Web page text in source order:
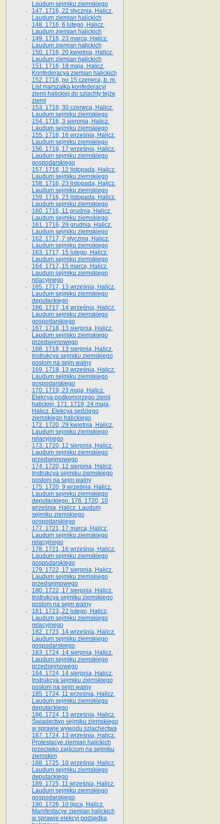
Laudum sejmiku ziemskiego
147. 1716, 22 stycznia, Halicz.
Laudum ziemian halickich
148. 1716, 6 lutego, Halicz.
Laudum ziemian halickich
149. 1716, 23 marca, Halicz.
Laudum ziemian halickich
150. 1716, 20 kwietnia, Halicz.
Laudum ziemian halickich
151. 1716, 18 maja, Halicz.
Konfederacya ziemian halickich
152. 1716, po 15 czerwca, b. m.
List marszałka konfederacyi
ziemi halickiej do szlachty tejże
ziemi
153. 1716, 30 czerwca, Halicz.
Laudum sejmiku ziemskiego
154. 1716, 3 sierpnia, Halicz.
Laudum sejmiku ziemskiego
155. 1716, 16 września, Halicz.
Laudum sejmiku ziemskiego
156. 1716, 17 września, Halicz.
Laudum sejmiku ziemskiego
gospodarskiego
157. 1716, 12 listopada, Halicz.
Laudum sejmiku ziemskiego
158. 1716, 23 listopada, Halicz.
Laudum sejmiku ziemskiego
159. 1716, 23 listopada, Halicz.
Laudum sejmiku ziemskiego
160. 1716, 11 grudnia, Halicz.
Laudum sejmiku ziemskiego
161. 1716, 29 grudnia, Halicz.
Laudum sejmiku ziemskiego
162. 1717, 7 stycznia, Halicz.
Laudum sejmiku ziemskiego
163. 1717, 15 lutego, Halicz.
Laudum sejmiku ziemskiego
164. 1717, 15 marca, Halicz.
Laudum sejmiku ziemskiego
relacyjnego
165. 1717, 13 września, Halicz.
Laudum sejmiku ziemskiego
deputackiego
166. 1717, 14 września, Halicz.
Laudum sejmiku ziemskiego
gospodarskiego
167. 1718, 13 sierpnia, Halicz.
Laudum sejmiku ziemskiego
przedsejmowego
168. 1718, 13 sierpnia, Halicz.
Instrukcya sejmiku ziemskiego
posłom na sejm walny
169. 1718, 13 września, Halicz.
Laudum sejmiku ziemskiego
gospodarskiego
170. 1719, 23 maja, Halicz.
Elekcya podkomorzego ziemi
halickiej. 171. 1719, 24 maja,
Halicz. Elekcya sędziego
ziemskiego halickiego
172. 1720, 29 kwietnia, Halicz.
Laudum sejmiku ziemskiego
relacyjnego
173. 1720, 12 sierpnia, Halicz.
Laudum sejmiku ziemskiego
przedsejmowego
174. 1720, 12 sierpnia, Halicz.
Instrukcya sejmiku ziemskiego
posłom na sejm walny
175. 1720, 9 września, Halicz.
Laudum sejmiku ziemskiego
deputackiego. 176. 1720, 10
września, Halicz. Laudum
sejmiku ziemskiego
gospodarskiego
177. 1721, 17 marca, Halicz.
Laudum sejmiku ziemskiego
relacyjnego
178. 1721, 16 września, Halicz.
Laudum sejmiku ziemskiego
gospodarskiego
179. 1722, 17 sierpnia, Halicz.
Laudum sejmiku ziemskiego
przedsejmowego
180. 1722, 17 sierpnia, Halicz.
Instrukcya sejmiku ziemskiego
posłom na sejm walny
181. 1723, 22 lutego, Halicz.
Laudum sejmiku ziemskiego
relacyjnego
182. 1723, 14 września, Halicz.
Laudum sejmiku ziemskiego
gospodarskiego
183. 1724, 14 sierpnia, Halicz.
Laudum sejmiku ziemskiego
przedsejmowego
184. 1724, 14 sierpnia, Halicz.
Instrukcya sejmiku ziemskiego
posłom na sejm walny
185. 1724, 11 września, Halicz.
Laudum sejmiku ziemskiego
deputackiego
186. 1724, 13 września, Halicz.
Świadectwo sejmiku ziemskiego
w sprawie wywodu szlachectwa
187. 1724, 13 września, Halicz.
Protestacye ziemian halickich
przeciwko zajściom na sejmiku
ziemskim
188. 1725, 10 września, Halicz.
Laudum sejmiku ziemskiego
deputackiego
189. 1725, 11 września, Halicz.
Laudum sejmiku ziemskiego
gospodarskiego
190. 1726, 10 lipca, Halicz.
Manifestacye ziemian halickich
w sprawie elekcyi podsędka